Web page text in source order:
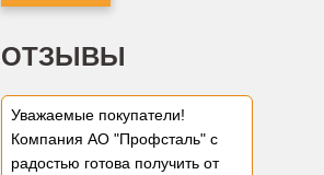
ОТЗЫВЫ
Уважаемые покупатели!
Компания АО "Профсталь" с
радостью готова получить от